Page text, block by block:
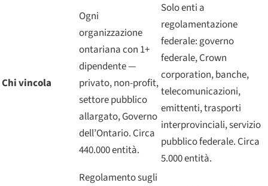
Chi vincola
Ogni
organizzazione
ontariana con 1+
dipendente —
privato, non-profit,
settore pubblico
allargato, Governo
dell’Ontario. Circa
440.000 entità.
Solo enti a
regolamentazione
federale: governo
federale, Crown
corporation, banche,
telecomunicazioni,
emittenti, trasporti
interprovinciali, servizio
pubblico federale. Circa
5.000 entità.
Regolamento sugli